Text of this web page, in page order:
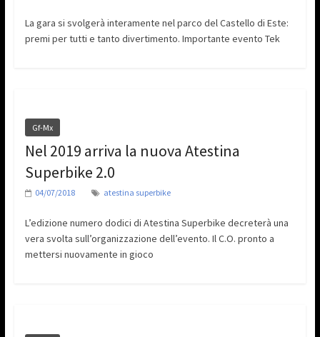
La gara si svolgerà interamente nel parco del Castello di Este:
premi per tutti e tanto divertimento. Importante evento Tek
Gf-Mx
Nel 2019 arriva la nuova Atestina
Superbike 2.0
04/07/2018 atestina superbike
L’edizione numero dodici di Atestina Superbike decreterà una
vera svolta sull’organizzazione dell’evento. Il C.O. pronto a
mettersi nuovamente in gioco